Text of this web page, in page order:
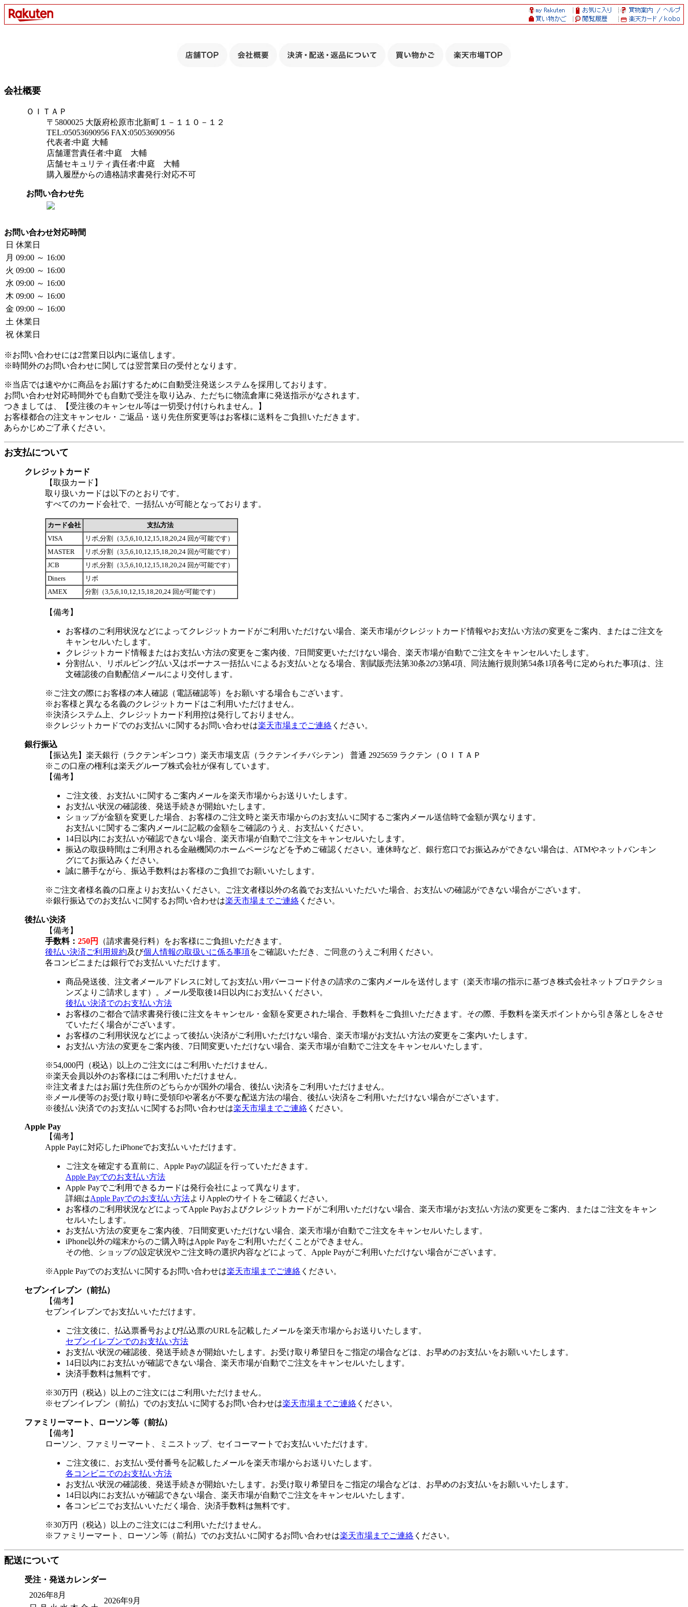
会社概要
ＯＩＴＡＰ
〒5800025 大阪府松原市北新町１－１１０－１２
TEL:05053690956 FAX:05053690956
代表者:中庭 大輔
店舗運営責任者:中庭 大輔
店舗セキュリティ責任者:中庭 大輔
購入履歴からの適格請求書発行:対応不可
お問い合わせ先
お問い合わせ対応時間
日 休業日
月 09:00 ～ 16:00
火 09:00 ～ 16:00
水 09:00 ～ 16:00
木 09:00 ～ 16:00
金 09:00 ～ 16:00
土 休業日
祝 休業日
※お問い合わせには2営業日以内に返信します。
※時間外のお問い合わせに関しては翌営業日の受付となります。
※当店では速やかに商品をお届けするために自動受注発送システムを採用しております。
お問い合わせ対応時間外でも自動で受注を取り込み、ただちに物流倉庫に発送指示がなされます。
つきましては、【受注後のキャンセル等は一切受け付けられません。】
お客様都合の注文キャンセル・ご返品・送り先住所変更等はお客様に送料をご負担いただきます。
あらかじめご了承ください。
お支払について
クレジットカード
【取扱カード】
取り扱いカードは以下のとおりです。
すべてのカード会社で、一括払いが可能となっております。
カード会社
支払方法
VISA
リボ,分割（3,5,6,10,12,15,18,20,24 回が可能です）
MASTER
リボ,分割（3,5,6,10,12,15,18,20,24 回が可能です）
JCB
リボ,分割（3,5,6,10,12,15,18,20,24 回が可能です）
Diners
リボ
AMEX
分割（3,5,6,10,12,15,18,20,24 回が可能です）
【備考】
お客様のご利用状況などによってクレジットカードがご利用いただけない場合、楽天市場がクレジットカード情報やお支払い方法の変更をご案内、またはご注文を
キャンセルいたします。
クレジットカード情報またはお支払い方法の変更をご案内後、7日間変更いただけない場合、楽天市場が自動でご注文をキャンセルいたします。
分割払い、リボルビング払い又はボーナス一括払いによるお支払いとなる場合、割賦販売法第30条2の3第4項、同法施行規則第54条1項各号に定められた事項は、注
文確認後の自動配信メールにより交付します。
※ご注文の際にお客様の本人確認（電話確認等）をお願いする場合もございます。
※お客様と異なる名義のクレジットカードはご利用いただけません。
※決済システム上、クレジットカード利用控は発行しておりません。
※クレジットカードでのお支払いに関するお問い合わせは楽天市場までご連絡 ください。
銀行振込
【振込先】楽天銀行（ラクテンギンコウ）楽天市場支店（ラクテンイチバシテン） 普通 2925659 ラクテン（ＯＩＴＡＰ
※この口座の権利は楽天グループ株式会社が保有しています。
【備考】
ご注文後、お支払いに関するご案内メールを楽天市場からお送りいたします。
お支払い状況の確認後、発送手続きが開始いたします。
ショップが金額を変更した場合、お客様のご注文時と楽天市場からのお支払いに関するご案内メール送信時で金額が異なります。
お支払いに関するご案内メールに記載の金額をご確認のうえ、お支払いください。
14日以内にお支払いが確認できない場合、楽天市場が自動でご注文をキャンセルいたします。
振込の取扱時間はご利用される金融機関のホームページなどを予めご確認ください。連休時など、銀行窓口でお振込みができない場合は、ATMやネットバンキン
グにてお振込みください。
誠に勝手ながら、振込手数料はお客様のご負担でお願いいたします。
※ご注文者様名義の口座よりお支払いください。ご注文者様以外の名義でお支払いいただいた場合、お支払いの確認ができない場合がございます。
※銀行振込でのお支払いに関するお問い合わせは楽天市場までご連絡 ください。
後払い決済
【備考】
手数料： 250円
（請求書発行料）をお客様にご負担いただきます。
後払い決済ご利用規約及び個人情報の取扱いに係る事項をご確認いただき、ご同意のうえご利用ください。
各コンビニまたは銀行でお支払いいただけます。
商品発送後、注文者メールアドレスに対してお支払い用バーコード付きの請求のご案内メールを送付します（楽天市場の指示に基づき株式会社ネットプロテクショ
ンズよりご請求します）。メール受取後14日以内にお支払いください。
後払い決済でのお支払い方法
お客様のご都合で請求書発行後に注文をキャンセル・金額を変更された場合、手数料をご負担いただきます。その際、手数料を楽天ポイントから引き落としをさせ
ていただく場合がございます。
お客様のご利用状況などによって後払い決済がご利用いただけない場合、楽天市場がお支払い方法の変更をご案内いたします。
お支払い方法の変更をご案内後、7日間変更いただけない場合、楽天市場が自動でご注文をキャンセルいたします。
※54,000円（税込）以上のご注文にはご利用いただけません。
※楽天会員以外のお客様にはご利用いただけません。
※注文者またはお届け先住所のどちらかが国外の場合、後払い決済をご利用いただけません。
※メール便等のお受け取り時に受領印や署名が不要な配送方法の場合、後払い決済をご利用いただけない場合がございます。
※後払い決済でのお支払いに関するお問い合わせは楽天市場までご連絡 ください。
Apple Pay
【備考】
Apple Payに対応したiPhoneでお支払いいただけます。
ご注文を確定する直前に、Apple Payの認証を行っていただきます。
Apple Payでのお支払い方法
Apple Payでご利用できるカードは発行会社によって異なります。
詳細はApple Payでのお支払い方法よりAppleのサイトをご確認ください。
お客様のご利用状況などによってApple Payおよびクレジットカードがご利用いただけない場合、楽天市場がお支払い方法の変更をご案内、またはご注文をキャン
セルいたします。
お支払い方法の変更をご案内後、7日間変更いただけない場合、楽天市場が自動でご注文をキャンセルいたします。
iPhone以外の端末からのご購入時はApple Payをご利用いただくことができません。
その他、ショップの設定状況やご注文時の選択内容などによって、Apple Payがご利用いただけない場合がございます。
※Apple Payでのお支払いに関するお問い合わせは楽天市場までご連絡 ください。
セブンイレブン（前払）
【備考】
セブンイレブンでお支払いいただけます。
ご注文後に、払込票番号および払込票のURLを記載したメールを楽天市場からお送りいたします。
セブンイレブンでのお支払い方法
お支払い状況の確認後、発送手続きが開始いたします。お受け取り希望日をご指定の場合などは、お早めのお支払いをお願いいたします。
14日以内にお支払いが確認できない場合、楽天市場が自動でご注文をキャンセルいたします。
決済手数料は無料です。
※30万円（税込）以上のご注文にはご利用いただけません。
※セブンイレブン（前払）でのお支払いに関するお問い合わせは楽天市場までご連絡 ください。
ファミリーマート、ローソン等（前払）
【備考】
ローソン、ファミリーマート、ミニストップ、セイコーマートでお支払いいただけます。
ご注文後に、お支払い受付番号を記載したメールを楽天市場からお送りいたします。
各コンビニでのお支払い方法
お支払い状況の確認後、発送手続きが開始いたします。お受け取り希望日をご指定の場合などは、お早めのお支払いをお願いいたします。
14日以内にお支払いが確認できない場合、楽天市場が自動でご注文をキャンセルいたします。
各コンビニでお支払いいただく場合、決済手数料は無料です。
※30万円（税込）以上のご注文にはご利用いただけません。
※ファミリーマート、ローソン等（前払）でのお支払いに関するお問い合わせは楽天市場までご連絡 ください。
配送について
受注・発送カレンダー
2026年8月
2026年9月